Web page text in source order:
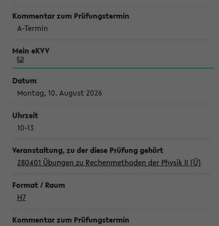
A-Termin
Montag, 10. August 2026
10-13
280401 Übungen zu Rechenmethoden der Physik II (Ü)
H7